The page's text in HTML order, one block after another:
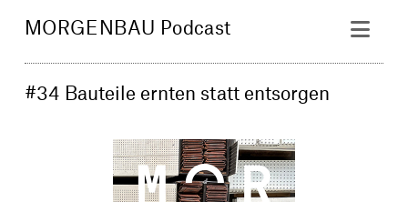
MORGENBAU Podcast
#34 Bauteile ernten statt entsorgen